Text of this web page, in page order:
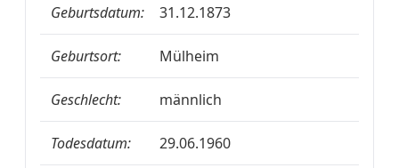
Geburtsdatum: 31.12.1873
Geburtsort: Mülheim
Geschlecht: männlich
Todesdatum: 29.06.1960